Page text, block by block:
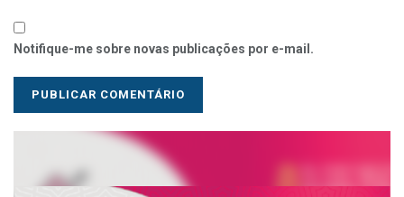
Notifique-me sobre novas publicações por e-mail.